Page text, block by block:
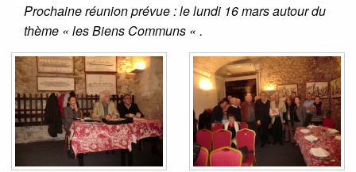
Prochaine réunion prévue : le lundi 16 mars autour du
thème « les Biens Communs « .